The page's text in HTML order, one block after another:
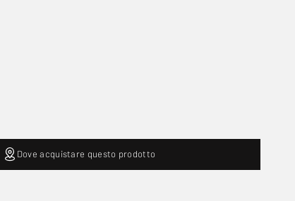
Dove acquistare questo prodotto